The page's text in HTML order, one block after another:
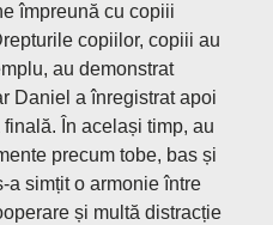
împreună cu copiii
copiilor, copiii au
au demonstrat
Daniel a înregistrat apoi
În același timp, au
precum tobe, bas și
a simțit o armonie între
și multă distracție